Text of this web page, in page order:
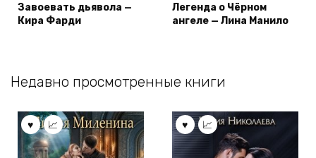
Завоевать дьявола —
Кира Фарди
Легенда о Чёрном
ангеле — Лина Манило
Недавно просмотренные книги